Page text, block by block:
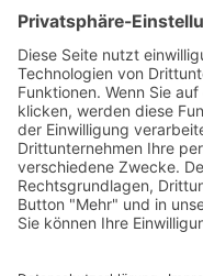
Das Projekt zur
Ansprechstellen für
Hessen wird gefördert
Integrationsamtes.
des Hessischen
Jugend und Soziales
Bildungswerks der
durchgeführt.